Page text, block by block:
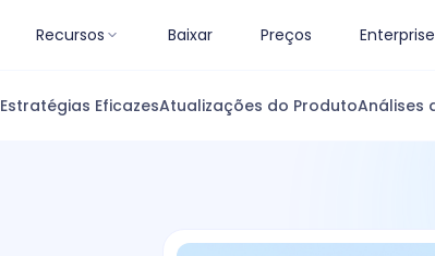
Recursos Baixar Preços Enterprise
Estratégias EficazesAtualizações do ProdutoAnálises